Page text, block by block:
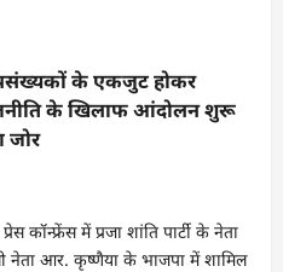
के एकजुट होकर
के खिलाफ आंदोलन शुरू
जोर
कॉन्फ्रेंस में प्रजा शांति पार्टी के नेता
नेता आर. कृष्णैया के भाजपा में शामिल